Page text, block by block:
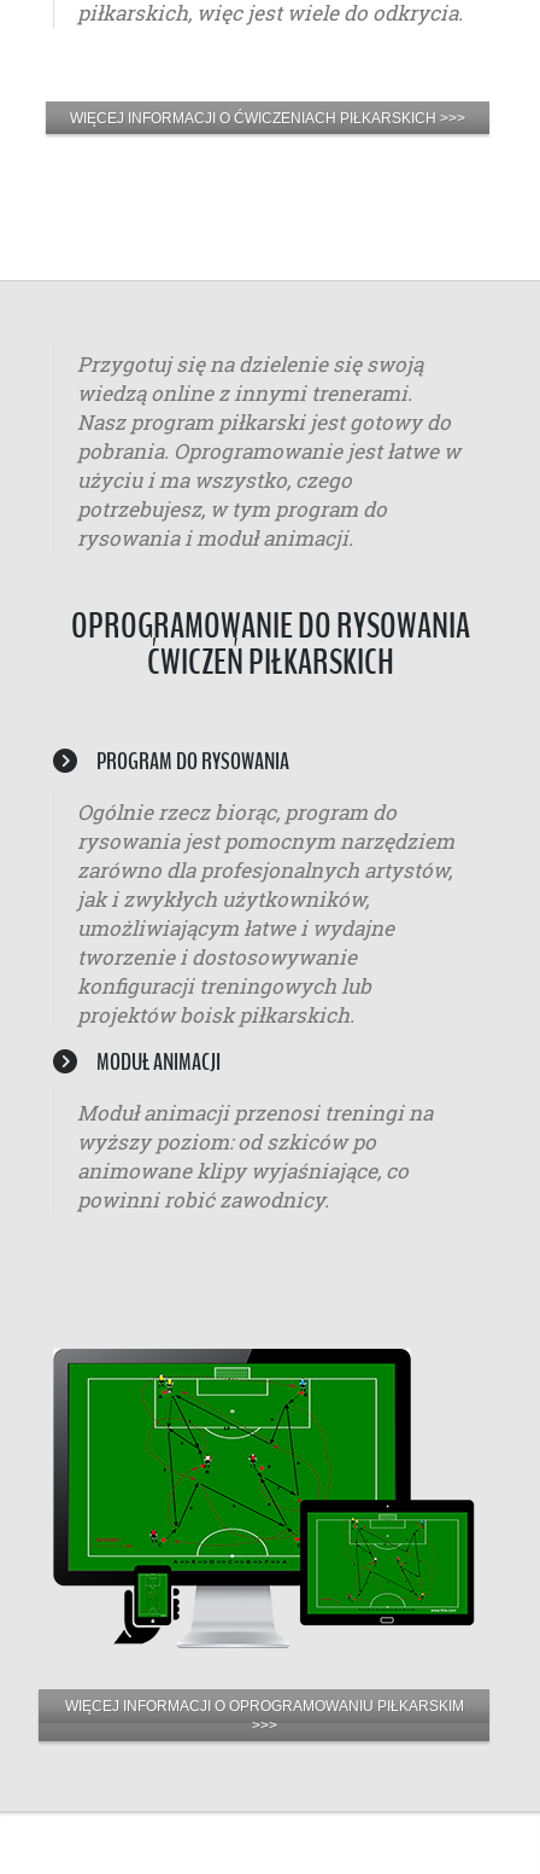
piłkarskich, więc jest wiele do odkrycia.
WIĘCEJ INFORMACJI O ĆWICZENIACH PIŁKARSKICH >>>
Przygotuj się na dzielenie się swoją
wiedzą online z innymi trenerami.
Nasz program piłkarski jest gotowy do
pobrania. Oprogramowanie jest łatwe w
użyciu i ma wszystko, czego
potrzebujesz, w tym program do
rysowania i moduł animacji.
OPROGRAMOWANIE DO RYSOWANIA
ĆWICZEŃ PIŁKARSKICH
PROGRAM DO RYSOWANIA
Ogólnie rzecz biorąc, program do
rysowania jest pomocnym narzędziem
zarówno dla profesjonalnych artystów,
jak i zwykłych użytkowników,
umożliwiającym łatwe i wydajne
tworzenie i dostosowywanie
konfiguracji treningowych lub
projektów boisk piłkarskich.
MODUŁ ANIMACJI
Moduł animacji przenosi treningi na
wyższy poziom: od szkiców po
animowane klipy wyjaśniające, co
powinni robić zawodnicy.
WIĘCEJ INFORMACJI O OPROGRAMOWANIU PIŁKARSKIM
>>>